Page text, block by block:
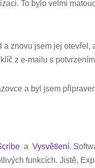
To bylo velmi
znovu jsem jej otevřel,
z e-mailu s
a byl jsem
a Vysvětlení.
funkcích. Jistě,